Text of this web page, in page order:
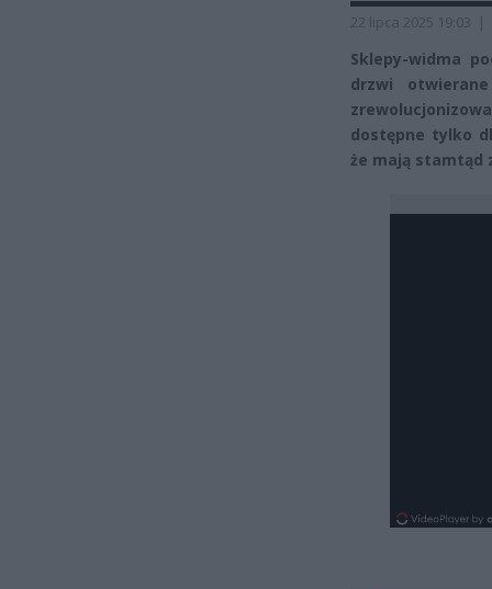
22 lipca 2025 19:03 |
Sklepy-widma
drzwi
dostępne tylko
że mają stamtąd